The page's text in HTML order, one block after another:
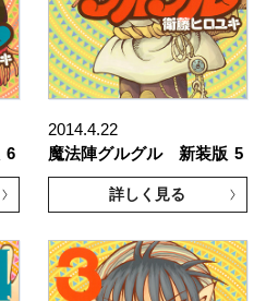
6
2014.4.22
魔法陣グルグル 新装版 5
詳しく見る